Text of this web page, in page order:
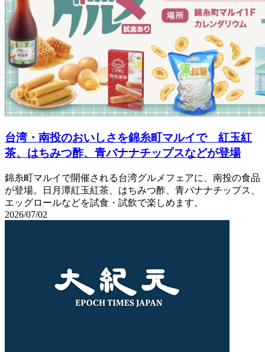
台湾・南投のおいしさを錦糸町マルイで 紅玉紅
茶、はちみつ酢、青バナナチップスなどが登場
錦糸町マルイで開催される台湾グルメフェアに、南投の食品
が登場。日月潭紅玉紅茶、はちみつ酢、青バナナチップス、
エッグロールなどを試食・試飲で楽しめます。
2026/07/02